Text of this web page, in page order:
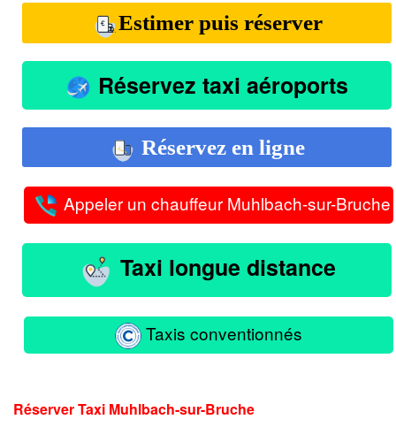
Estimer puis réserver
Réservez taxi aéroports
Réservez en ligne
Appeler un chauffeur Muhlbach-sur-Bruche
Taxi longue distance
Taxis conventionnés
Réserver Taxi Muhlbach-sur-Bruche